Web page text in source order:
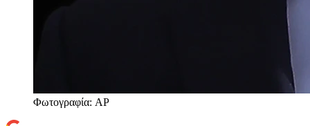
Φωτογραφία: AP